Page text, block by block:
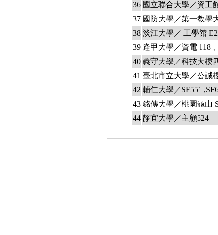
36 國立聯合大學／資工
37 國防大學／第一教學
38 淡江大學／ 工學館
39 逢甲大學／資電 118
40 義守大學／科技大樓
41 臺北市立大學／公誠
42 輔仁大學／SF551
43 銘傳大學／桃園龜山
44 靜宜大學／主顧324